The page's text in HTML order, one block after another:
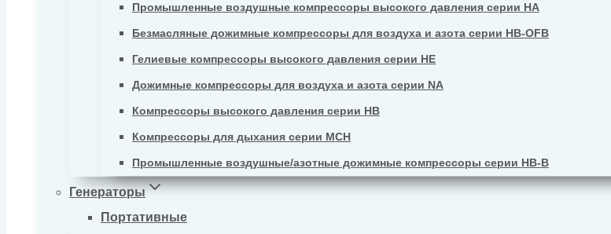
Промышленные воздушные компрессоры высокого давления серии HA
Безмасляные дожимные компрессоры для воздуха и азота серии HB-OFB
Гелиевые компрессоры высокого давления серии HE
Дожимные компрессоры для воздуха и азота серии NA
Компрессоры высокого давления серии HB
Компрессоры для дыхания серии MCH
Промышленные воздушные/азотные дожимные компрессоры серии HB-B
Генераторы
Портативные